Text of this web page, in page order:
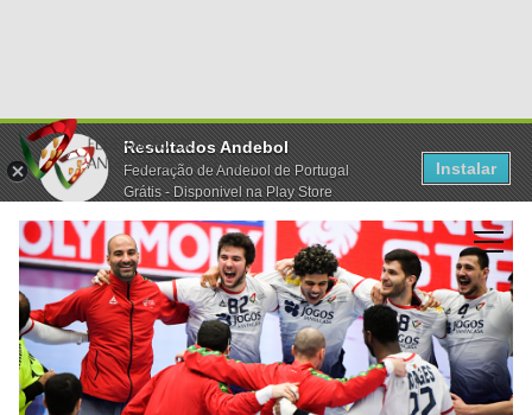
Resultados Andebol
Federação de Andebol de Portugal
Grátis - Disponivel na Play Store
Instalar